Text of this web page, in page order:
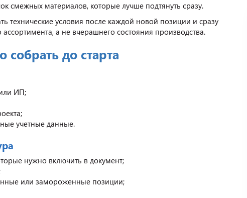
смежных материалов, которые лучше подтянуть сразу.
технические условия после каждой новой позиции и сразу
а не вчерашнего состояния производства.
до старта
ИП;
учетные данные.
нужно включить в документ;
или замороженные позиции;